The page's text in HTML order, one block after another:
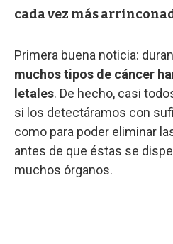
cada vez más
Primera buena noticia:
muchos tipos de cáncer
letales. De hecho, casi
si los detectáramos con
como para poder eliminar
antes de que éstas se
muchos órganos.